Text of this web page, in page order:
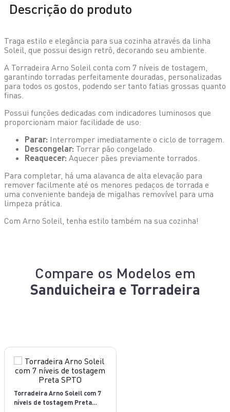
Descrição do produto
Traga estilo e elegância para sua cozinha através da linha
Soleil, que possui design retrô, decorando seu ambiente.
A Torradeira Arno Soleil conta com 7 níveis de tostagem,
garantindo torradas perfeitamente douradas, personalizadas
para todos os gostos, podendo ser tanto fatias grossas quanto
finas.
Possui funções dedicadas com indicadores luminosos que
proporcionam maior facilidade de uso:
Parar: Interromper imediatamente o ciclo de torragem.
Descongelar: Torrar pão congelado.
Reaquecer: Aquecer pães previamente torrados.
Para completar, há uma alavanca de alta elevação para
remover facilmente até os menores pedaços de torrada e
uma conveniente bandeja de migalhas removível para uma
limpeza prática.
Com Arno Soleil, tenha estilo também na sua cozinha!
Compare os Modelos em
Sanduicheira e Torradeira
Torradeira Arno Soleil com 7
níveis de tostagem Preta